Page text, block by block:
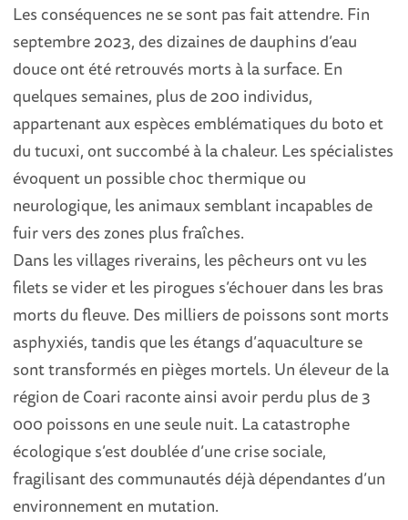
Les conséquences ne se sont pas fait attendre. Fin
septembre 2023, des dizaines de dauphins d’eau
douce ont été retrouvés morts à la surface. En
quelques semaines, plus de 200 individus,
appartenant aux espèces emblématiques du boto et
du tucuxi, ont succombé à la chaleur. Les spécialistes
évoquent un possible choc thermique ou
neurologique, les animaux semblant incapables de
fuir vers des zones plus fraîches.
Dans les villages riverains, les pêcheurs ont vu les
filets se vider et les pirogues s’échouer dans les bras
morts du fleuve. Des milliers de poissons sont morts
asphyxiés, tandis que les étangs d’aquaculture se
sont transformés en pièges mortels. Un éleveur de la
région de Coari raconte ainsi avoir perdu plus de 3
000 poissons en une seule nuit. La catastrophe
écologique s’est doublée d’une crise sociale,
fragilisant des communautés déjà dépendantes d’un
environnement en mutation.